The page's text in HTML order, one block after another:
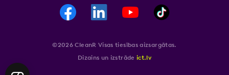
©2026 CleanR Visas tiesības aizsargātas.
Dizains un izstrāde ict.lv